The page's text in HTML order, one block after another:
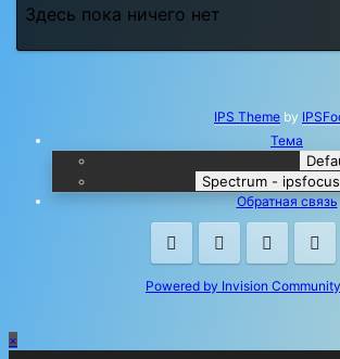
Здесь пока ничего нет
IPS Theme by
Тема
Spectrum -
Обратная связь
Facebook Twitter
Powered by Invision Community
×